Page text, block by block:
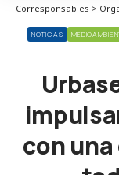
NOTICIAS
con una